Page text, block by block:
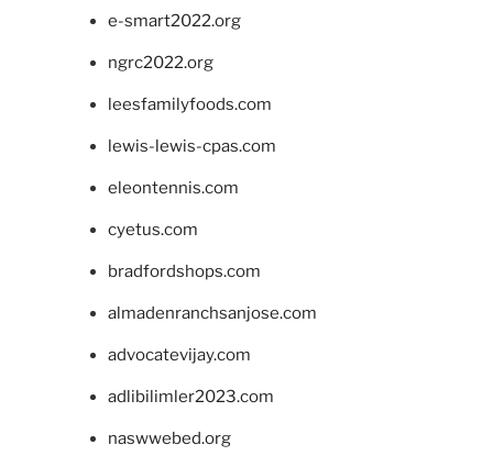
e-smart2022.org
ngrc2022.org
leesfamilyfoods.com
lewis-lewis-cpas.com
eleontennis.com
cyetus.com
bradfordshops.com
almadenranchsanjose.com
advocatevijay.com
adlibilimler2023.com
naswwebed.org